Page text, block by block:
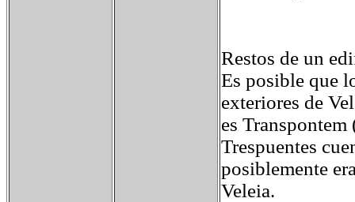
Restos de un
Es posible que
exteriores de
es
Trespuentes
posiblemente
Veleia.